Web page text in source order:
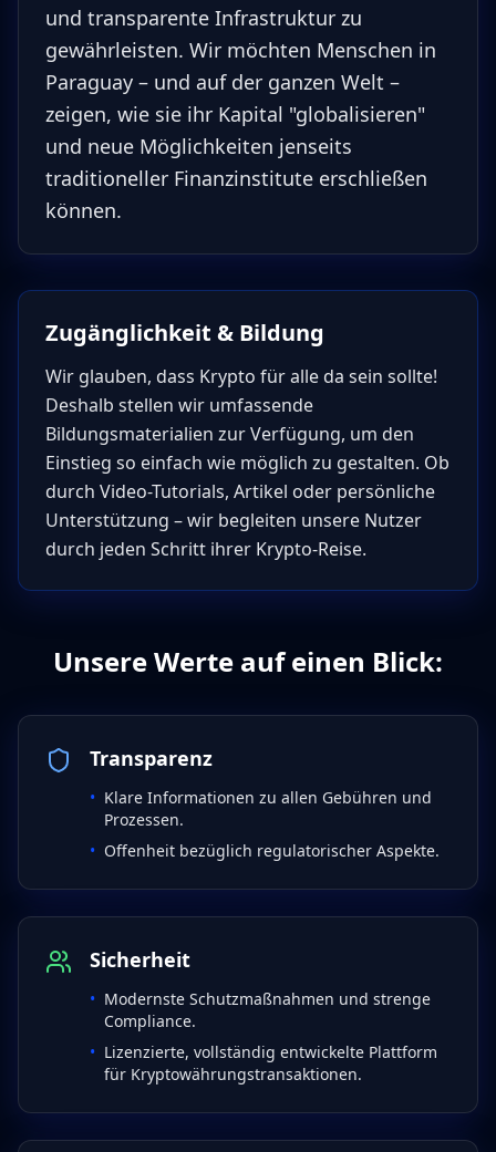
und transparente Infrastruktur zu
gewährleisten. Wir möchten Menschen in
Paraguay – und auf der ganzen Welt –
zeigen, wie sie ihr Kapital "globalisieren"
und neue Möglichkeiten jenseits
traditioneller Finanzinstitute erschließen
können.
Zugänglichkeit & Bildung
Wir glauben, dass Krypto für alle da sein sollte!
Deshalb stellen wir umfassende
Bildungsmaterialien zur Verfügung, um den
Einstieg so einfach wie möglich zu gestalten. Ob
durch Video-Tutorials, Artikel oder persönliche
Unterstützung – wir begleiten unsere Nutzer
durch jeden Schritt ihrer Krypto-Reise.
Unsere Werte auf einen Blick:
Transparenz
• Klare Informationen zu allen Gebühren und
Prozessen.
• Offenheit bezüglich regulatorischer Aspekte.
Sicherheit
• Modernste Schutzmaßnahmen und strenge
Compliance.
• Lizenzierte, vollständig entwickelte Plattform
für Kryptowährungstransaktionen.